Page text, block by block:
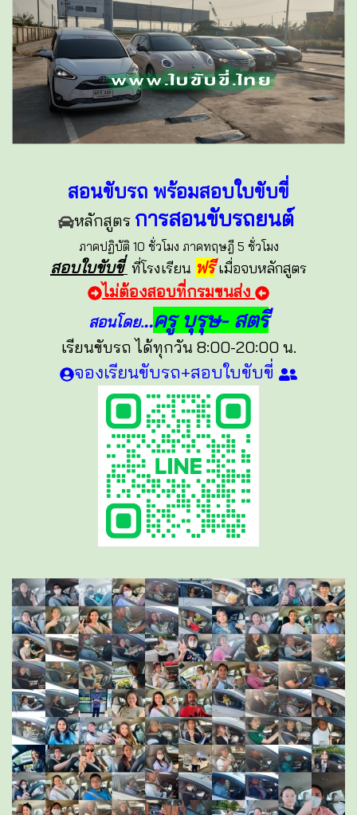
สอนขับรถ พร้อมสอบใบขับขี่
หลักสูตร การสอนขับรถยนต์
ภาคปฏิบัติ 10 ชั่วโมง ภาคทฤษฎี 5 ชั่วโมง
สอบใบขับขี่ ที่โรงเรียน ฟรี เมื่อจบหลักสูตร
ไม่ต้องสอบที่กรมขนส่ง
สอนโดย...ครู บุรุษ- สตรี
เรียนขับรถ ได้ทุกวัน 8:00-20:00 น.
จองเรียนขับรถ+สอบใบขับขี่